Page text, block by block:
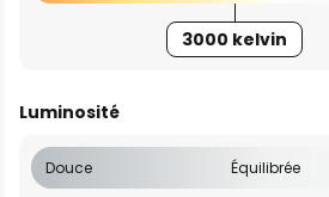
3000 kelvin
Luminosité
Douce Équilibrée